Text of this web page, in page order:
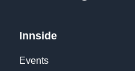
Innside
Events